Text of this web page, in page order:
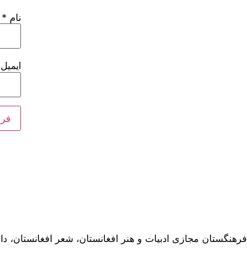
نام *
ایمیل
فرهنگستان مجازی ادبیات و هنر افغانستان، شعر افغانستان،